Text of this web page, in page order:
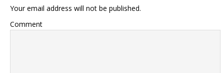
Your email address will not be published.
Comment